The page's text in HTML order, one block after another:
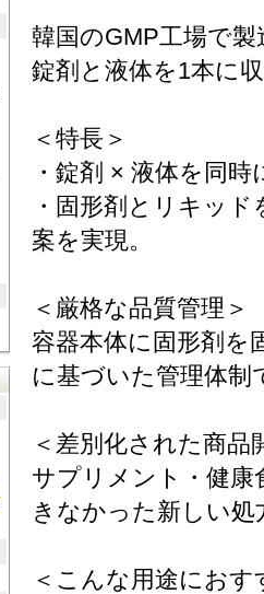
韓国のGMP工場で
錠剤と液体を1本に
＜特長＞
・錠剤 × 液体を同時
・固形剤とリキッ
案を実現。
＜厳格な品質管理＞
容器本体に固形剤を
に基づいた管理体制
＜差別化された商品
サプリメント・健
きなかった新しい処
＜こんな用途におす